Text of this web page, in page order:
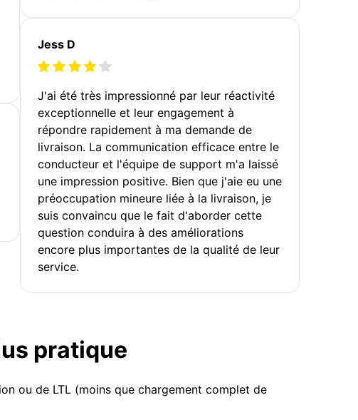
Jess D
J'ai été très impressionné par leur réactivité
exceptionnelle et leur engagement à
répondre rapidement à ma demande de
livraison. La communication efficace entre le
conducteur et l'équipe de support m'a laissé
une impression positive. Bien que j'aie eu une
préoccupation mineure liée à la livraison, je
suis convaincu que le fait d'aborder cette
question conduira à des améliorations
encore plus importantes de la qualité de leur
service.
pratique
ou de LTL (moins que chargement complet de